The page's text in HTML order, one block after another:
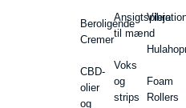
Beroligende
Cremer
CBD-
olier
og
Ansigtspleje
til mænd
Voks
og
strips
Foam
Rollers